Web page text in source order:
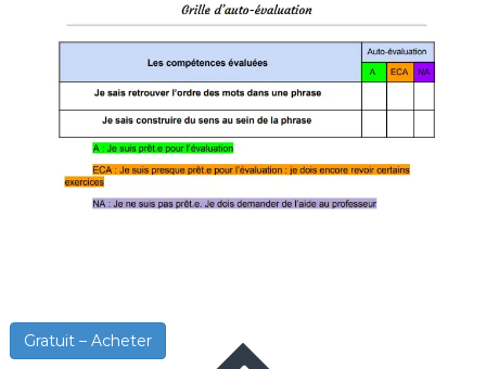
Gratuit – Acheter